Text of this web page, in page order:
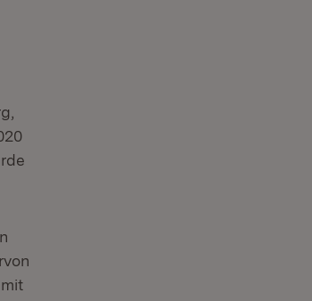
in neuem Fenster)